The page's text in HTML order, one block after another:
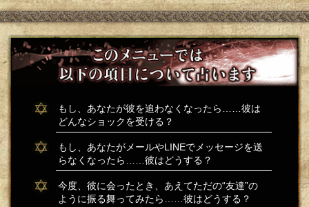
もし、あなたが彼を追わなくなったら……彼は
どんなショックを受ける？
もし、あなたがメールやLINEでメッセージを送
らなくなったら……彼はどうする？
今度、彼に会ったとき、あえてただの“友達”の
ように振る舞ってみたら……彼はどうする？